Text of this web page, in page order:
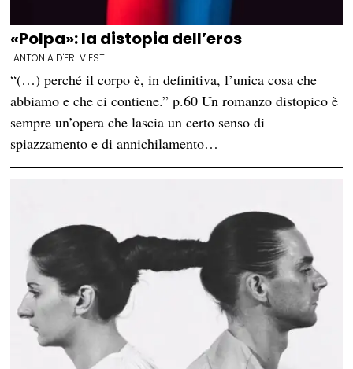
«Polpa»: la distopia dell’eros
ANTONIA D'ERI VIESTI
“(…) perché il corpo è, in definitiva, l’unica cosa che
abbiamo e che ci contiene.” p.60 Un romanzo distopico è
sempre un’opera che lascia un certo senso di
spiazzamento e di annichilamento…